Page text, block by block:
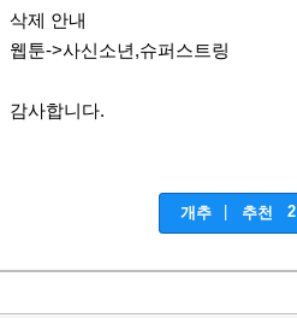
삭제 안내
웹툰->사신소년,슈퍼스트링
감사합니다.
개추 추천 2